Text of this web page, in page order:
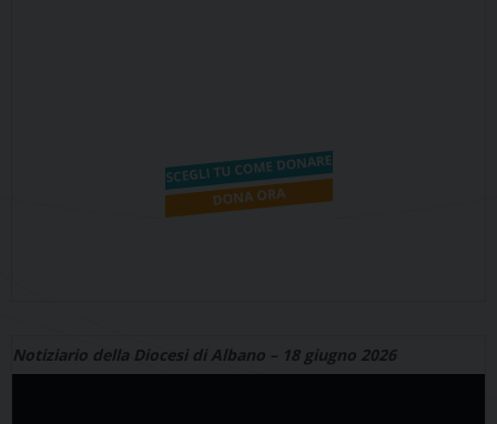
Notiziario della Diocesi di Albano – 18 giugno 2026